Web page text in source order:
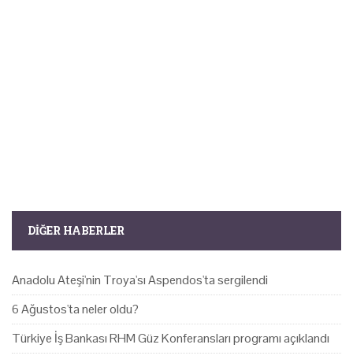
DIĞER HABERLER
Anadolu Ateşi'nin Troya'sı Aspendos'ta sergilendi
6 Ağustos'ta neler oldu?
Türkiye İş Bankası RHM Güz Konferansları programı açıklandı